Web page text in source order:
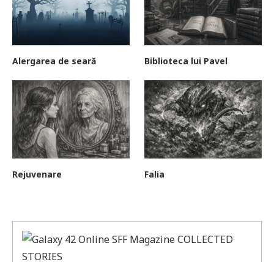
Alergarea de seară Biblioteca lui Pavel
Rejuvenare Falia